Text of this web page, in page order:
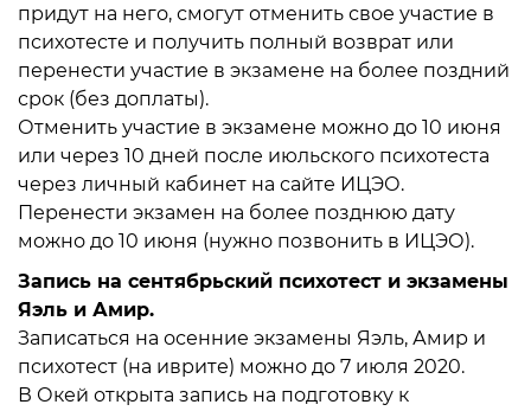
придут на него, смогут отменить свое участие в
психотесте и получить полный возврат или
перенести участие в экзамене на более поздний
срок (без доплаты).
Отменить участие в экзамене можно до 10 июня
или через 10 дней после июльского психотеста
через личный кабинет на сайте ИЦЭО.
Перенести экзамен на более позднюю дату
можно до 10 июня (нужно позвонить в ИЦЭО).
Запись на сентябрьский психотест и экзамены
Яэль и Амир.
Записаться на осенние экзамены Яэль, Амир и
психотест (на иврите) можно до 7 июля 2020.
В Окей открыта запись на подготовку к